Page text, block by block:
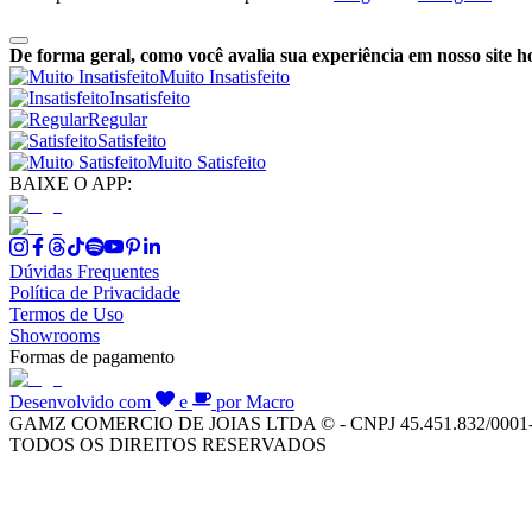
De forma geral, como você avalia sua experiência em nosso site
Muito Insatisfeito
Insatisfeito
Regular
Satisfeito
Muito Satisfeito
BAIXE O APP:
Dúvidas Frequentes
Política de Privacidade
Termos de Uso
Showrooms
Formas de pagamento
Desenvolvido com e
por Macro
GAMZ COMERCIO DE JOIAS LTDA © - CNPJ 45.451.832/
TODOS OS DIREITOS RESERVADOS